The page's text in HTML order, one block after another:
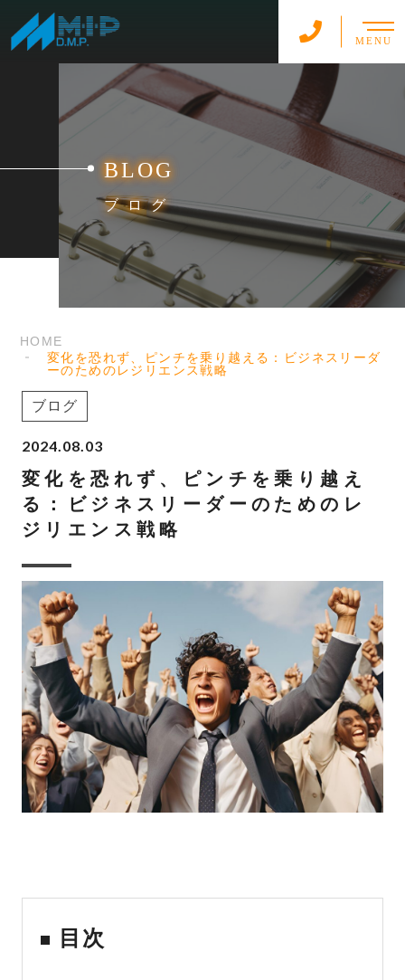
MENU
BLOG
ブログ
HOME
変化を恐れず、ピンチを乗り越える：ビジネスリーダ
ーのためのレジリエンス戦略
ブログ
2024.08.03
変化を恐れず、ピンチを乗り越え
る：ビジネスリーダーのためのレ
ジリエンス戦略
目次